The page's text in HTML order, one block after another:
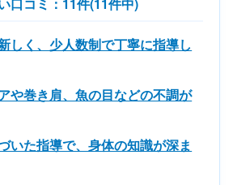
口コミ：11件(11件中)
しく、少人数制で丁寧に指導し
や巻き肩、魚の目などの不調が
いた指導で、身体の知識が深ま